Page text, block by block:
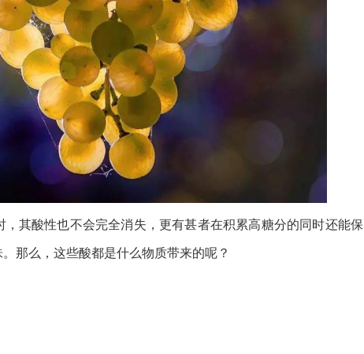
其酸性也不会完全消失，更有甚者在积累高糖分的同时还能保
那么，这些酸都是什么物质带来的呢？